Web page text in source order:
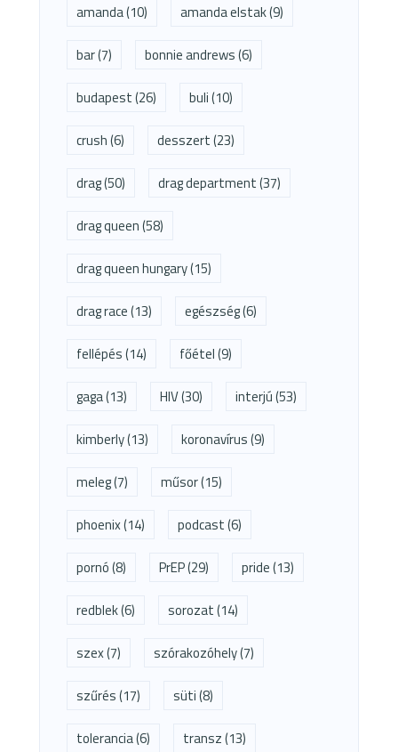
amanda(10) amanda elstak(9)
bar(7) bonnie andrews(6)
budapest(26) buli(10)
crush(6) desszert(23)
drag(50) drag department(37)
drag queen(58)
drag queen hungary(15)
drag race(13) egészség(6)
fellépés(14) főétel(9)
gaga(13) HIV(30) interjú(53)
kimberly(13) koronavírus(9)
meleg(7) műsor(15)
phoenix(14) podcast(6)
pornó(8) PrEP(29) pride(13)
redblek(6) sorozat(14)
szex(7) szórakozóhely(7)
szűrés(17) süti(8)
tolerancia(6) transz(13)